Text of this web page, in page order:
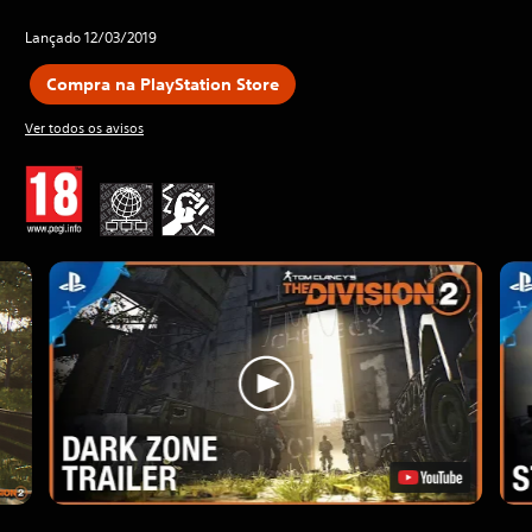
Lançado 12/03/2019
Compra na PlayStation Store
Ver todos os avisos